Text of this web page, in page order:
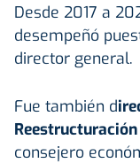
Desde 2017 a
desempeñó
director general.
Fue también d
consejero